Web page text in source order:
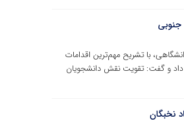
جنوبی
با تشریح مهم‌ترین اقدامات
و گفت: تقویت نقش دانشجویان
نخبگان